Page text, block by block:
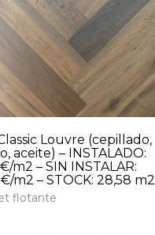
Louvre (cepillado,
aceite) – INSTALADO:
m2 – SIN INSTALAR:
m2 – STOCK: 28,58 m2
flotante